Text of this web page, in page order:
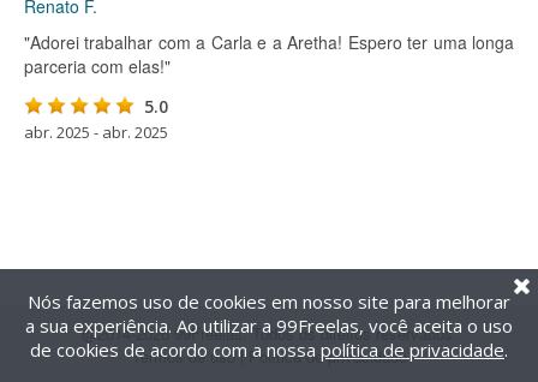
Renato F.
"Adorei trabalhar com a Carla e a Aretha! Espero ter uma longa
parceria com elas!"
5.0
abr. 2025 - abr. 2025
@2014-2026 99Freelas. Todos os direitos reservados.
Termos de uso| Política de privacidade
Nós fazemos uso de cookies em nosso site para melhorar
a sua experiência. Ao utilizar a 99Freelas, você aceita o uso
de cookies de acordo com a nossa política de privacidade.